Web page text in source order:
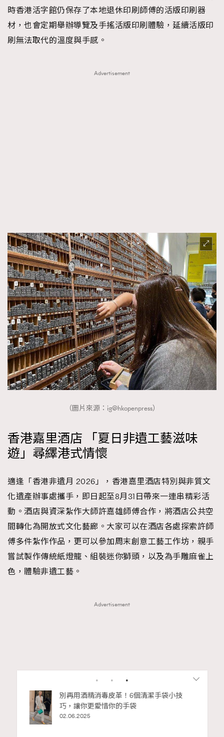
時香港活字館仍保存了本地退休印刷師傅的活版印刷器
材，也會定期舉辦導覽及手搖活版印刷體驗，延續活版印
刷無法取代的溫度與手感。
Advertisement
（圖片來源：ig@hkopenpress）
香港嘉里酒店 「夏日非遺工藝滋味
遊」尋繹港式情懷
適逢「香港非遺月 2026」， 香港嘉里酒店特別與非質文
化遺產辦事處攜手，即日起至8月31日帶來一連串精彩活
動。酒店與資深紮作大師許嘉雄師傅合作，將酒店公共空
間轉化為開放式文化藝廊。大家可以在酒店各處探索許師
傅多件紮作作品，更可以參加周末創意工藝工作坊，親手
嘗試製作傳統紙燈籠、組裝迷你獅頭，以及為手雕麻雀上
色，體驗非遺工藝。
Advertisement